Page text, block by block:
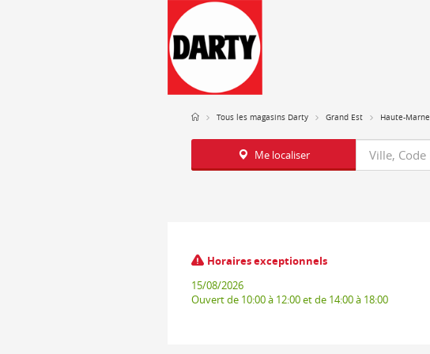
Tous les magasins Darty Grand Est Haute-Marne
Me localiser Requête
Horaires exceptionnels
15/08/2026
Ouvertde 10:00 à 12:00 et de 14:00 à 18:00